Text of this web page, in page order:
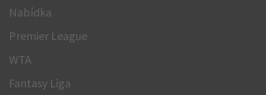
Nabídka
Premier League
WTA
Fantasy Liga